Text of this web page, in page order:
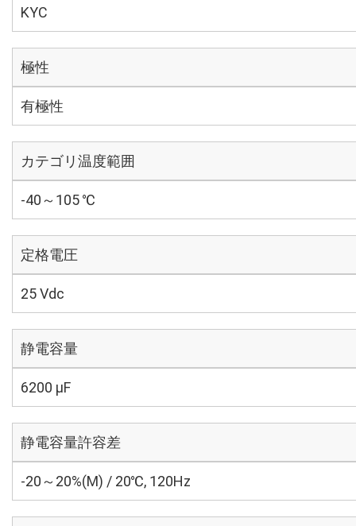
KYC
極性
有極性
カテゴリ温度範囲
-40～105 ℃
定格電圧
25 Vdc
静電容量
6200 µF
静電容量許容差
-20～20%(M) / 20℃, 120Hz